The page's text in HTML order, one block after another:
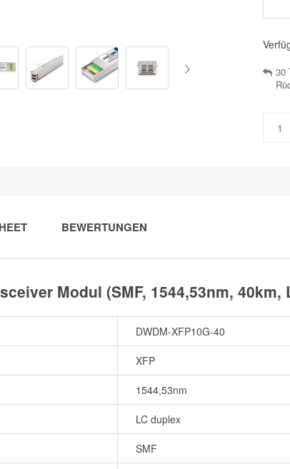
30
BEWERTUNGEN
Modul (SMF, 1544,53nm, 40km,
DWDM-XFP10G-40
XFP
1544,53nm
LC duplex
SMF